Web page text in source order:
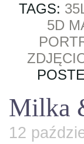
TAGS:
5D
Milka
12